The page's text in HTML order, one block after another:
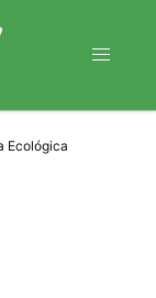
Ecológica